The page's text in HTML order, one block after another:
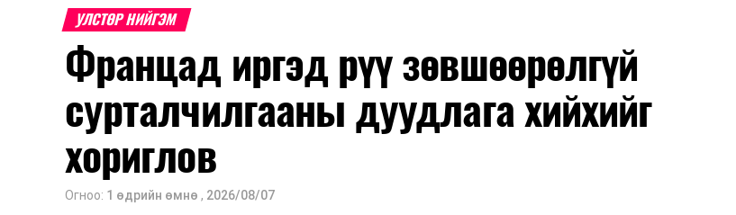
Энэ хугацаанд хүүхэд бүртгэх дэмжлэгийн баг сургуулиуд дээр ажиллахгүй.
2026 оны 9 дүгээр сарын 1-нээс цахимаар эхэлнэ.
2026 оны 9 дүгээр сарын 14-нөөс танхимаар үргэлжилнэ.
Оюутны дотуур байр
2026 оны 9 дүгээр сарын 13-наас оюутнуудыг дотуур байранд оруулж эхэлнэ.
УЛСТӨР НИЙГЭМ
Францад иргэд рүү зөвшөөрөлгүй
сурталчилгааны дуудлага хийхийг
хориглов
Огноо: 1 өдрийн өмнө , 2026/08/07